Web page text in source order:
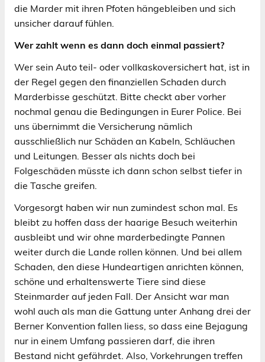
die Marder mit ihren Pfoten hängebleiben und sich
unsicher darauf fühlen.
Wer zahlt wenn es dann doch einmal passiert?
Wer sein Auto teil- oder vollkaskoversichert hat, ist in
der Regel gegen den finanziellen Schaden durch
Marderbisse geschützt. Bitte checkt aber vorher
nochmal genau die Bedingungen in Eurer Police. Bei
uns übernimmt die Versicherung nämlich
ausschließlich nur Schäden an Kabeln, Schläuchen
und Leitungen. Besser als nichts doch bei
Folgeschäden müsste ich dann schon selbst tiefer in
die Tasche greifen.
Vorgesorgt haben wir nun zumindest schon mal. Es
bleibt zu hoffen dass der haarige Besuch weiterhin
ausbleibt und wir ohne marderbedingte Pannen
weiter durch die Lande rollen können. Und bei allem
Schaden, den diese Hundeartigen anrichten können,
schöne und erhaltenswerte Tiere sind diese
Steinmarder auf jeden Fall. Der Ansicht war man
wohl auch als man die Gattung unter Anhang drei der
Berner Konvention fallen liess, so dass eine Bejagung
nur in einem Umfang passieren darf, die ihren
Bestand nicht gefährdet. Also, Vorkehrungen treffen